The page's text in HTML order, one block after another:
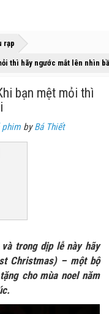
»
rạp »
thì hãy ngước mắt lên nhìn
bạn mệt mỏi thì
phim byBá Thiết
trong dịp lễ này hãy
Christmas) – một bộ
cho mùa noel năm